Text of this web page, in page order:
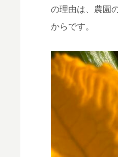
の理由は、農園
からです。